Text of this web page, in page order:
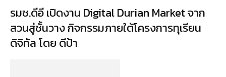
รมช.ดีอี เปิดงาน Digital Durian Market จาก
สวนสู่ชั้นวาง กิจกรรมภายใต้โครงการทุเรียน
ดิจิทัล โดย ดีป้า